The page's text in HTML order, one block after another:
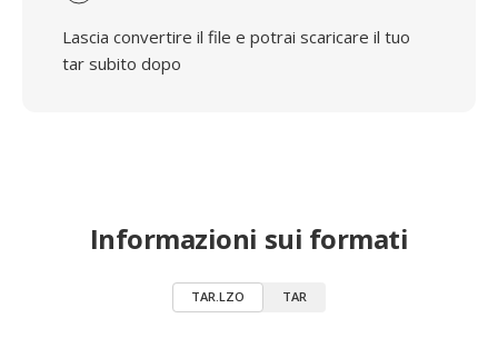
Lascia convertire il file e potrai scaricare il tuo
tar subito dopo
Informazioni sui formati
TAR.LZO TAR